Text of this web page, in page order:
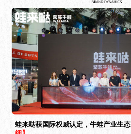
蛙来哒获国际权威认定，牛蛙产业生